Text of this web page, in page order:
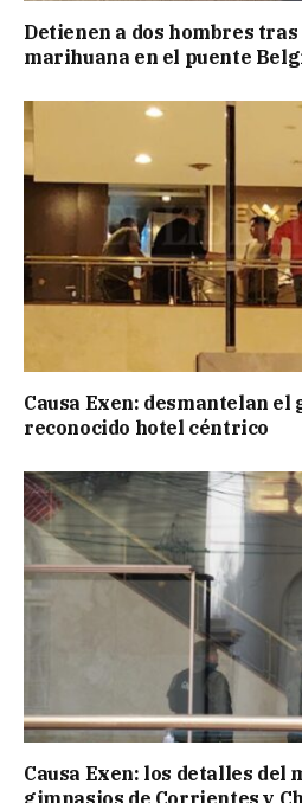
Detienen a dos hombres
marihuana en el puente
Causa Exen: desmantelan el
reconocido hotel céntrico
Causa Exen: los detalles del